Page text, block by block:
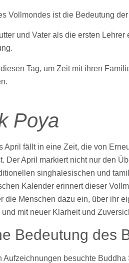
Vollmondes ist die Bedeutung
und Vater als die ersten
Tag, um Zeit mit ihren
Poya
April fällt in eine Zeit, die von
Der April markiert nicht nur den
singhalesischen und
Kalender erinnert dieser
die Menschen dazu ein, über ihr
mit neuer Klarheit und
Bedeutung des
Aufzeichnungen besuchte